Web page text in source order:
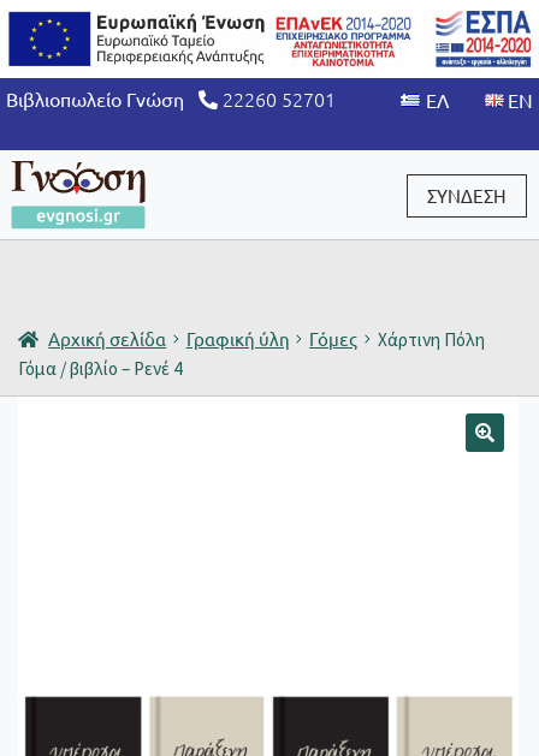
Βιβλιοπωλείο Γνώση 22260 52701
ΣΥΝΔΕΣΗ
Αρχική σελίδα Γραφική ύλη Γόμες
Χάρτινη Πόλη
Γόμα / βιβλίο – Ρενέ 4